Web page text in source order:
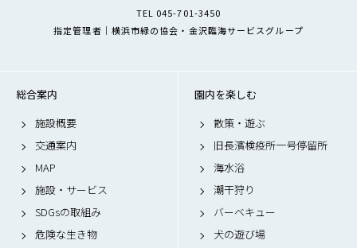
TEL 045-701-3450
指定管理者｜横浜市緑の協会・金沢臨海サービスグループ
総合案内
施設概要
交通案内
MAP
施設・サービス
SDGsの取組み
危険な生き物
園内を楽しむ
散策・遊ぶ
旧長濱検疫所一号停留所
海水浴
潮干狩り
バーベキュー
犬の遊び場